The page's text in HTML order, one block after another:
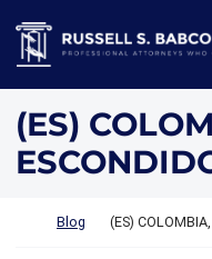
Return home
(ES)
Return home
Blog (ES)